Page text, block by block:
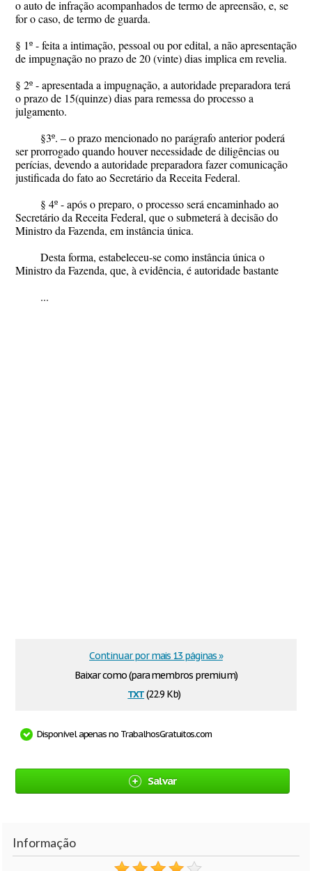
o auto de infração acompanhados de termo de apreensão, e, se
for o caso, de termo de guarda.
§ 1º - feita a intimação, pessoal ou por edital, a não apresentação
de impugnação no prazo de 20 (vinte) dias implica em revelia.
§ 2º - apresentada a impugnação, a autoridade preparadora terá
o prazo de 15(quinze) dias para remessa do processo a
julgamento.
§3º. – o prazo mencionado no parágrafo anterior poderá
ser prorrogado quando houver necessidade de diligências ou
perícias, devendo a autoridade preparadora fazer comunicação
justificada do fato ao Secretário da Receita Federal.
§ 4º - após o preparo, o processo será encaminhado ao
Secretário da Receita Federal, que o submeterá à decisão do
Ministro da Fazenda, em instância única.
Desta forma, estabeleceu-se como instância única o
Ministro da Fazenda, que, à evidência, é autoridade bastante
...
Baixar como (para membros premium)
txt(22.9 Kb)
Continuar por mais 13 páginas »
Disponível apenas no TrabalhosGratuitos.com
Salvar
Informação